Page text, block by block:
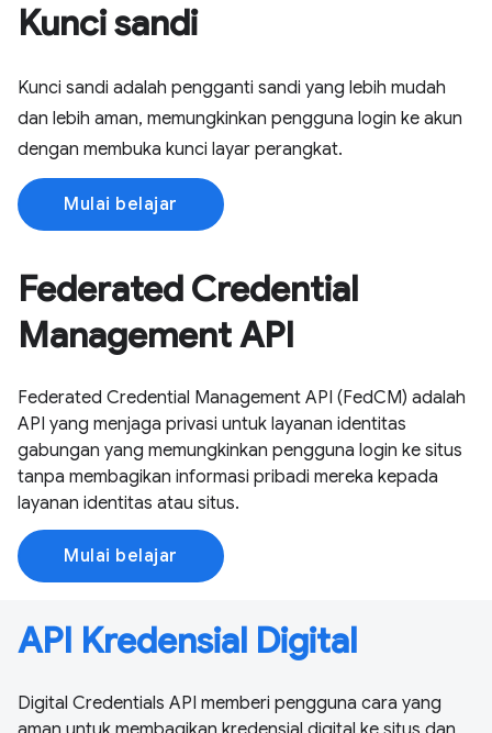
Kunci sandi
Kunci sandi adalah pengganti sandi yang lebih mudah
dan lebih aman, memungkinkan pengguna login ke akun
dengan membuka kunci layar perangkat.
Mulai belajar
Federated Credential
Management API
Federated Credential Management API (FedCM) adalah
API yang menjaga privasi untuk layanan identitas
gabungan yang memungkinkan pengguna login ke situs
tanpa membagikan informasi pribadi mereka kepada
layanan identitas atau situs.
Mulai belajar
API Kredensial Digital
Digital Credentials API memberi pengguna cara yang